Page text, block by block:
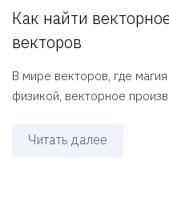
Как найти
векторов
В мире векторов, где
физикой, векторное
Читать далее